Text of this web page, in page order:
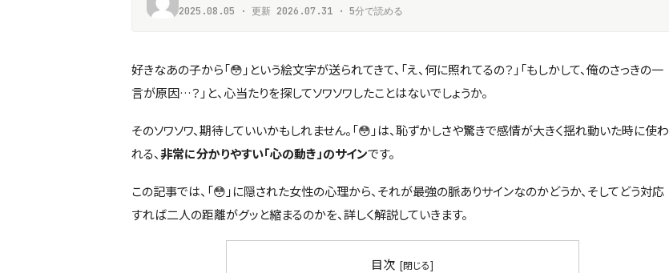
2025.08.05 · 更新 2026.07.31 · 5分で読める
好きなあの子から「😳」という絵文字が送られてきて、「え、何に照れてるの？」「もしかして、俺のさっきの一
言が原因…？」と、心当たりを探してソワソワしたことはないでしょうか。
そのソワソワ、期待していいかもしれません。「😳」は、恥ずかしさや驚きで感情が大きく揺れ動いた時に使わ
れる、非常に分かりやすい「心の動き」のサインです。
この記事では、「😳」に隠された女性の心理から、それが最強の脈ありサインなのかどうか、そしてどう対応
すれば二人の距離がグッと縮まるのかを、詳しく解説していきます。
目次